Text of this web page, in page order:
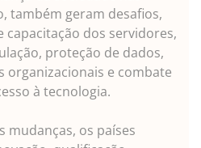
também geram desafios,
capacitação dos servidores,
proteção de dados,
organizacionais e combate
à tecnologia.
mudanças, os países